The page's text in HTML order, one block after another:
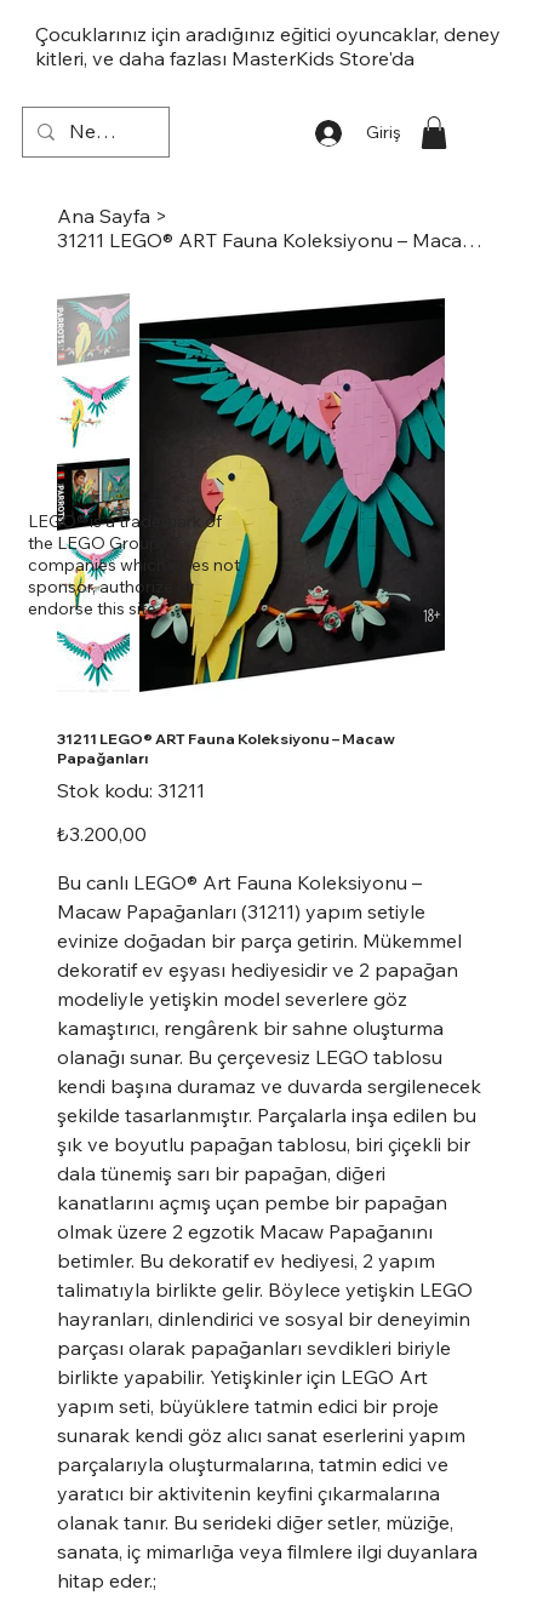
Çocuklarınız için aradığınız eğitici oyuncaklar, deney
kitleri, ve daha fazlası MasterKids Store'da
Giriş
Ana Sayfa >
31211 LEGO® ART Fauna Koleksiyonu – Macaw Papağanları
31211 LEGO® ART Fauna Koleksiyonu – Macaw
Papağanları
Stok kodu: Stok
kodu:
31211
Fiyat
₺3.200,00
Bu canlı LEGO® Art Fauna Koleksiyonu –
Macaw Papağanları (31211) yapım setiyle
evinize doğadan bir parça getirin. Mükemmel
dekoratif ev eşyası hediyesidir ve 2 papağan
modeliyle yetişkin model severlere göz
kamaştırıcı, rengârenk bir sahne oluşturma
olanağı sunar. Bu çerçevesiz LEGO tablosu
kendi başına duramaz ve duvarda sergilenecek
şekilde tasarlanmıştır. Parçalarla inşa edilen bu
şık ve boyutlu papağan tablosu, biri çiçekli bir
dala tünemiş sarı bir papağan, diğeri
kanatlarını açmış uçan pembe bir papağan
olmak üzere 2 egzotik Macaw Papağanını
betimler. Bu dekoratif ev hediyesi, 2 yapım
talimatıyla birlikte gelir. Böylece yetişkin LEGO
hayranları, dinlendirici ve sosyal bir deneyimin
parçası olarak papağanları sevdikleri biriyle
birlikte yapabilir. Yetişkinler için LEGO Art
yapım seti, büyüklere tatmin edici bir proje
sunarak kendi göz alıcı sanat eserlerini yapım
parçalarıyla oluşturmalarına, tatmin edici ve
yaratıcı bir aktivitenin keyfini çıkarmalarına
olanak tanır. Bu serideki diğer setler, müziğe,
sanata, iç mimarlığa veya filmlere ilgi duyanlara
hitap eder.;
LEGO® is a trademark of
the LEGO Group of
companies which does not
sponsor, authorize or
endorse this site.